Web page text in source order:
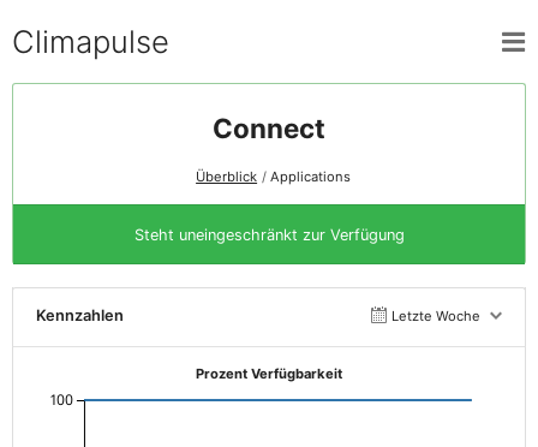
Climapulse
Connect
Überblick Applications
Steht uneingeschränkt zur Verfügung
Kennzahlen Letzte Woche
Prozent Verfügbarkeit
100